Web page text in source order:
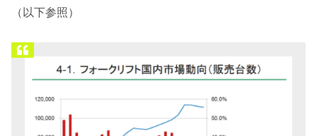
（以下参照）